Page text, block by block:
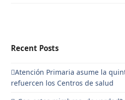
Recent Posts
Atención Primaria asume la
refuercen los Centros de salud